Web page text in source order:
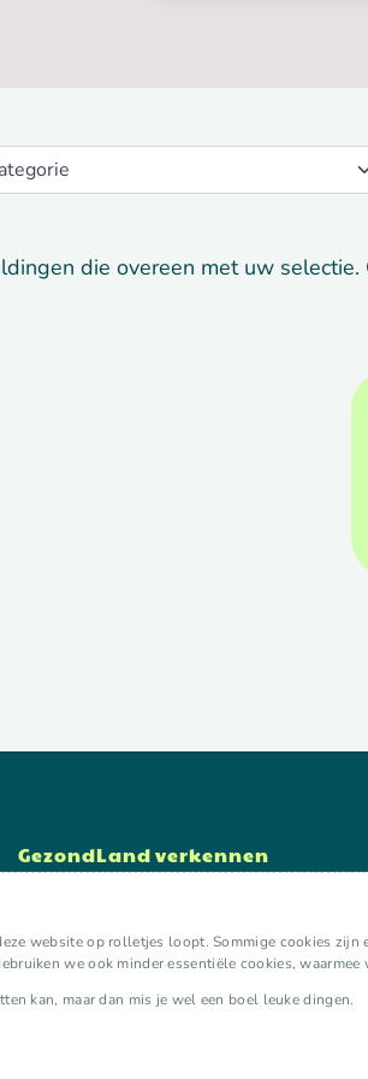
website op rolletjes loopt. Sommige cookies
we ook minder essentiële cookies,
kan, maar dan mis je wel een boel leuke dingen.
die overeen met uw
GezondLand verkennen
experts
kalender
activiteiten